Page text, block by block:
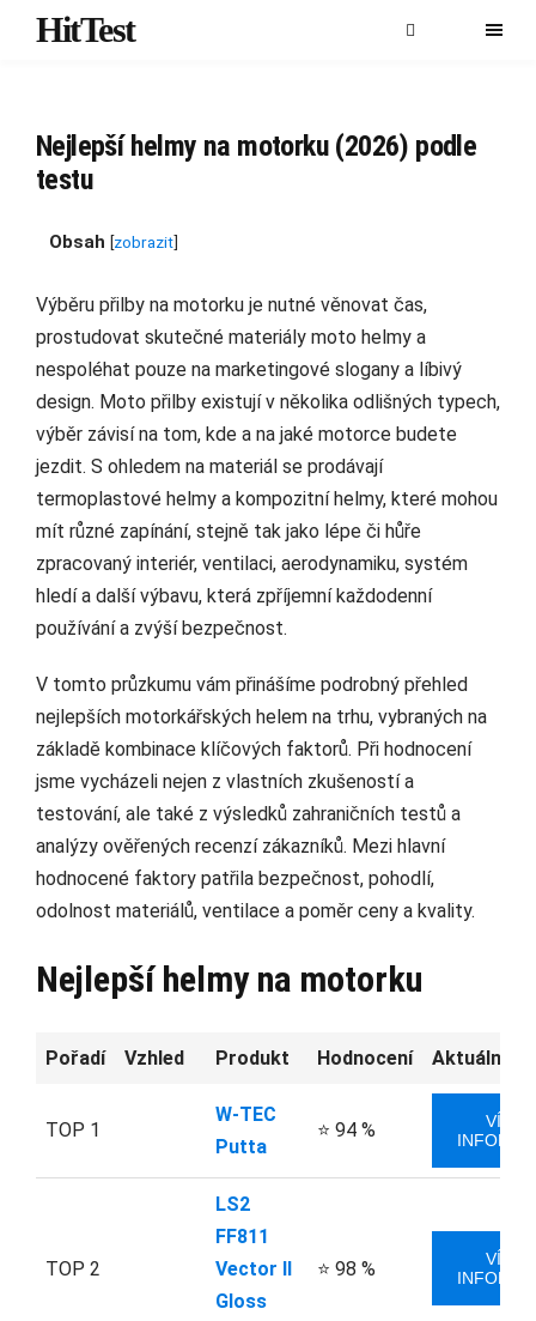
HitTest
Nejlepší helmy na motorku (2026) podle
testu
Obsah [zobrazit]
Výběru přilby na motorku je nutné věnovat čas,
prostudovat skutečné materiály moto helmy a
nespoléhat pouze na marketingové slogany a líbivý
design. Moto přilby existují v několika odlišných typech,
výběr závisí na tom, kde a na jaké motorce budete
jezdit. S ohledem na materiál se prodávají
termoplastové helmy a kompozitní helmy, které mohou
mít různé zapínání, stejně tak jako lépe či hůře
zpracovaný interiér, ventilaci, aerodynamiku, systém
hledí a další výbavu, která zpříjemní každodenní
používání a zvýší bezpečnost.
V tomto průzkumu vám přinášíme podrobný přehled
nejlepších motorkářských helem na trhu, vybraných na
základě kombinace klíčových faktorů. Při hodnocení
jsme vycházeli nejen z vlastních zkušeností a
testování, ale také z výsledků zahraničních testů a
analýzy ověřených recenzí zákazníků. Mezi hlavní
hodnocené faktory patřila bezpečnost, pohodlí,
odolnost materiálů, ventilace a poměr ceny a kvality.
Nejlepší helmy na motorku
Pořadí Vzhled Produkt Hodnocení Aktuální
TOP 1
W-TEC
Putta
⭐ 94 %
VÍCE
TOP 2
LS2
FF811
Vector II
Gloss
⭐ 98 %
VÍCE